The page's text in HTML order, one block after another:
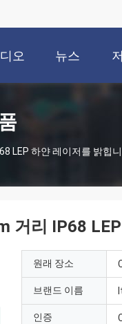
오 뉴스
LEP 하얀 레이저를 밝힙
거리 IP68
원래 장소
브랜드 이름
인증